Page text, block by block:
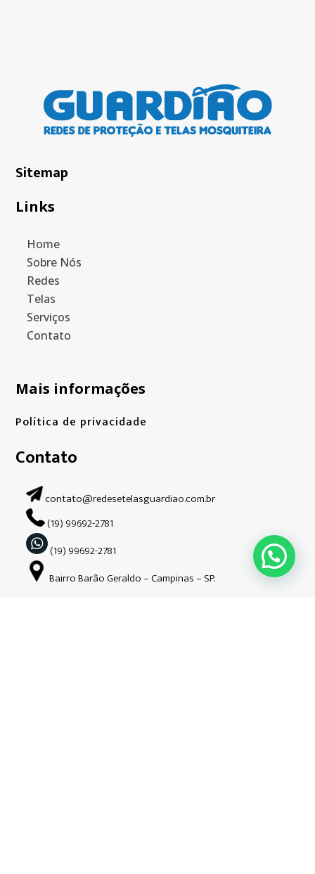
Sitemap
Links
Home
Sobre Nós
Redes
Telas
Serviços
Contato
Mais informações
Política de privacidade
Contato
contato@redesetelasguardiao.com.br
(19) 99692-2781
(19) 99692-2781
Bairro Barão Geraldo – Campinas – SP.